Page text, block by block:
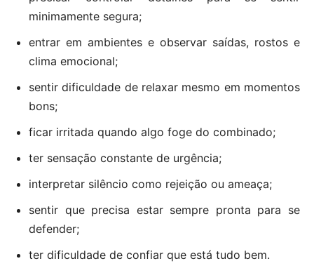
minimamente segura;
entrar em ambientes e observar saídas, rostos e
clima emocional;
sentir dificuldade de relaxar mesmo em momentos
bons;
ficar irritada quando algo foge do combinado;
ter sensação constante de urgência;
interpretar silêncio como rejeição ou ameaça;
sentir que precisa estar sempre pronta para se
defender;
ter dificuldade de confiar que está tudo bem.